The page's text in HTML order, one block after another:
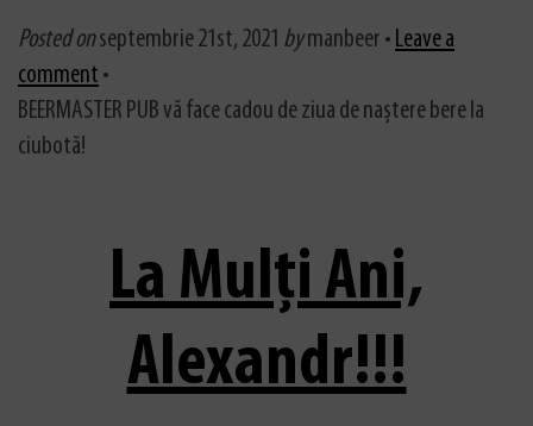
Posted onseptembrie 21st, 2021 bymanbeer • Leave a
comment •
BEERMASTER PUB vă face cadou de ziua de naștere bere la
ciubotă!
La Mulți Ani,
Alexandr!!!